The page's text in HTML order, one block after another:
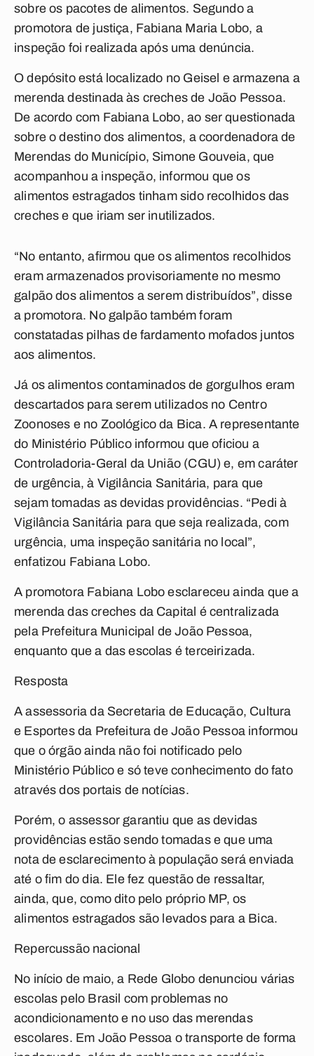
sobre os pacotes de alimentos. Segundo a
promotora de justiça, Fabiana Maria Lobo, a
inspeção foi realizada após uma denúncia.
O depósito está localizado no Geisel e armazena a
merenda destinada às creches de João Pessoa.
De acordo com Fabiana Lobo, ao ser questionada
sobre o destino dos alimentos, a coordenadora de
Merendas do Município, Simone Gouveia, que
acompanhou a inspeção, informou que os
alimentos estragados tinham sido recolhidos das
creches e que iriam ser inutilizados.
“No entanto, afirmou que os alimentos recolhidos
eram armazenados provisoriamente no mesmo
galpão dos alimentos a serem distribuídos”, disse
a promotora. No galpão também foram
constatadas pilhas de fardamento mofados juntos
aos alimentos.
Já os alimentos contaminados de gorgulhos eram
descartados para serem utilizados no Centro
Zoonoses e no Zoológico da Bica. A representante
do Ministério Público informou que oficiou a
Controladoria-Geral da União (CGU) e, em caráter
de urgência, à Vigilância Sanitária, para que
sejam tomadas as devidas providências. “Pedi à
Vigilância Sanitária para que seja realizada, com
urgência, uma inspeção sanitária no local”,
enfatizou Fabiana Lobo.
A promotora Fabiana Lobo esclareceu ainda que a
merenda das creches da Capital é centralizada
pela Prefeitura Municipal de João Pessoa,
enquanto que a das escolas é terceirizada.
Resposta
A assessoria da Secretaria de Educação, Cultura
e Esportes da Prefeitura de João Pessoa informou
que o órgão ainda não foi notificado pelo
Ministério Público e só teve conhecimento do fato
através dos portais de notícias.
Porém, o assessor garantiu que as devidas
providências estão sendo tomadas e que uma
nota de esclarecimento à população será enviada
até o fim do dia. Ele fez questão de ressaltar,
ainda, que, como dito pelo próprio MP, os
alimentos estragados são levados para a Bica.
Repercussão nacional
No início de maio, a Rede Globo denunciou várias
escolas pelo Brasil com problemas no
acondicionamento e no uso das merendas
escolares. Em João Pessoa o transporte de forma